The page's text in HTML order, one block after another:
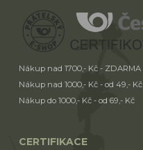
Nákup nad 1700,- Kč - ZDARMA
Nákup nad 1000,- Kč - od 49,- Kč
Nákup do 1000,- Kč - od 69,- Kč
CERTIFIKACE